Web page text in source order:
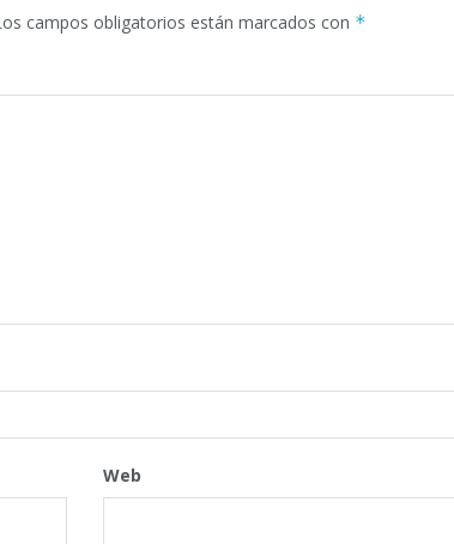
campos obligatorios están marcados con *
Web